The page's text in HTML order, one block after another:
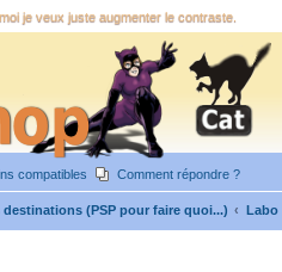
je veux juste augmenter le contraste.
compatibles Comment répondre ?
destinations (PSP pour faire quoi...) Labo